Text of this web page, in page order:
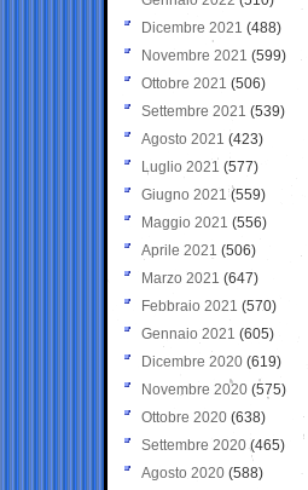
Dicembre 2021 (488)
Novembre 2021 (599)
Ottobre 2021 (506)
Settembre 2021 (539)
Agosto 2021 (423)
Luglio 2021 (577)
Giugno 2021(559)
Maggio 2021 (556)
Aprile 2021 (506)
Marzo 2021 (647)
Febbraio 2021 (570)
Gennaio 2021 (605)
Dicembre 2020 (619)
Novembre 2020 (575)
Ottobre 2020 (638)
Settembre 2020(465)
Agosto 2020 (588)